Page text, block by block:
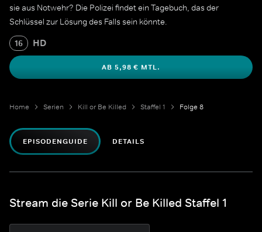
sie aus Notwehr? Die Polizei findet ein Tagebuch, das der
Schlüssel zur Lösung des Falls sein könnte.
16 HD
AB 5,98 € MTL.
Home Serien Kill or Be Killed Staffel 1 Folge 8
EPISODENGUIDE DETAILS
Stream die Serie Kill or Be Killed Staffel 1